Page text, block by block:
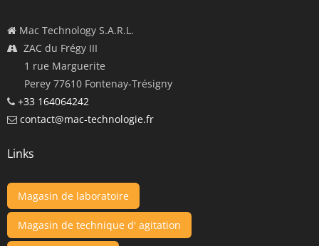
Mac Technology S.A.R.L.
ZAC du Frégy III
1 rue Marguerite
Perey 77610 Fontenay-Trésigny
+33 164064242
contact@mac-technologie.fr
Links
Magasin de laboratoire
Magasin de technique d' agitation